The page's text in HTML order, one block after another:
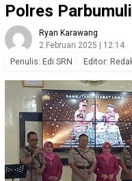
Polres
Ryan Karawang
2 Februari 2025 | 12:14
Penulis: Edi SRN Editor: